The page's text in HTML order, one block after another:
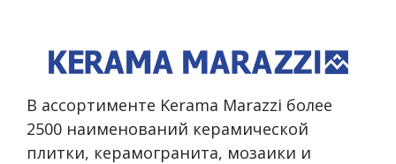
В ассортименте Kerama Marazzi более
2500 наименований керамической
плитки, керамогранита, мозаики и